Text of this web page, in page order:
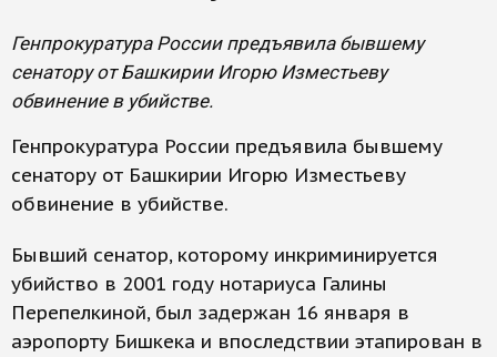
Генпрокуратура России предъявила бывшему
сенатору от Башкирии Игорю Изместьеву
обвинение в убийстве.
Генпрокуратура России предъявила бывшему
сенатору от Башкирии Игорю Изместьеву
обвинение в убийстве.
Бывший сенатор, которому инкриминируется
убийство в 2001 году нотариуса Галины
Перепелкиной, был задержан 16 января в
аэропорту Бишкека и впоследствии этапирован в